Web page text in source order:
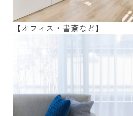
【オフィス・書斎など】